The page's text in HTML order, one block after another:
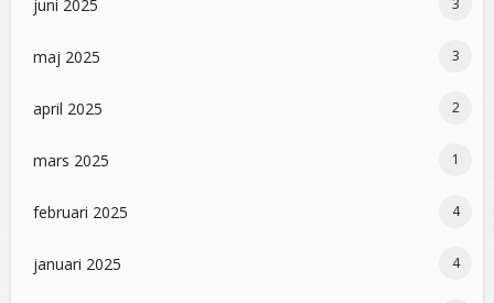
juni 2025 3
maj 2025 3
april 2025 2
mars 2025 1
februari 2025 4
januari 2025 4